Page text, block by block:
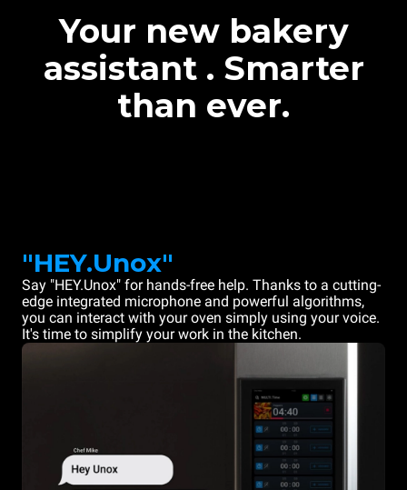
Your new bakery
assistant . Smarter
than ever.
"HEY.Unox"
Say "HEY.Unox" for hands-free help. Thanks to a cutting-
edge integrated microphone and powerful algorithms,
you can interact with your oven simply using your voice.
It's time to simplify your work in the kitchen.